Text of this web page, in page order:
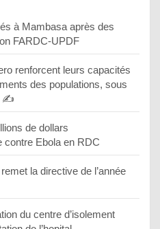
à Mambasa après des
FARDC-UPDF
renforcent leurs capacités
des populations, sous
✍️
de dollars
contre Ebola en RDC
la directive de l’année
du centre d’isolement